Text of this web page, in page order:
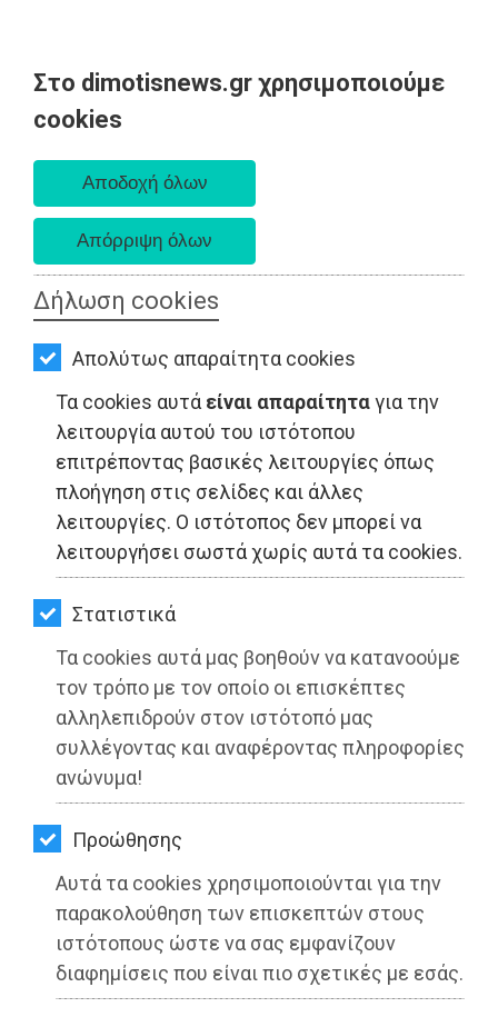
Στο dimotisnews.gr χρησιμοποιούμε
cookies
Δήλωση cookies
Απολύτως απαραίτητα cookies
Τα cookies αυτά είναι απαραίτηταγια την
λειτουργία αυτού του ιστότοπου
επιτρέποντας βασικές λειτουργίες όπως
πλοήγηση στις σελίδες και άλλες
λειτουργίες. Ο ιστότοπος δεν μπορεί να
λειτουργήσει σωστά χωρίς αυτά τα cookies.
Στατιστικά
Τα cookies αυτά μας βοηθούν να κατανοούμε
τον τρόπο με τον οποίο οι επισκέπτες
αλληλεπιδρούν στον ιστότοπό μας
συλλέγοντας και αναφέροντας πληροφορίες
ανώνυμα!
Προώθησης
Αυτά τα cookies χρησιμοποιούνται για την
παρακολούθηση των επισκεπτών στους
ιστότοπους ώστε να σας εμφανίζουν
διαφημίσεις που είναι πιο σχετικές με εσάς.
AΡΧΙΚΗ
ΕΙΔΗΣΕΙΣ
ΠΟΛΙΤΙΚΗ
ΤΟΠΙΚΗ
ΑΥΤΟΔΙΟΙΚΗΣΗ
ΟΙΚΟΝΟΜΙΑ
ΑΘΛΗΤΙΣΜΟΣ
ΠΟΛΙΤΙΣΜΟΣ
ΣΠΙΤΙ-
ΚΗΠΟΣ
ΥΓΕΙΑ
LIFESTYLE
ΤΑΞΙΔΙΑ
ΕΞΟΔΟΣ
ΠΕΡΙΒΑΛΛΟΝ
ΚΑΤΟΙΚΙΔΙΟ
ΑΓΓΕΛΙΕΣ
ΕΦΗΜΕΡΙΔΕΣ
OΔΗΓΟΣ
ΑΓΟΡΑΣ
LIFESTYLE - Ανατολική Αττική
ΕΥΔΑΠ: 15η Ανακοίνωση - ενημέρωση
των ιδιοκτητών ακινήτων στις
περιοχές Ραφήνα, Καλλιτεχνούπολη
και Νέος Βουτζάς
Διαβάστηκε 3574 φορές